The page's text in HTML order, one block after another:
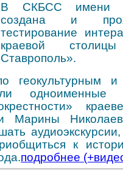
В СКБСС имени
создана и
тестирование
краевой
Ставрополь».
геокультурным и
одноименные
и Марины
к
подробнее